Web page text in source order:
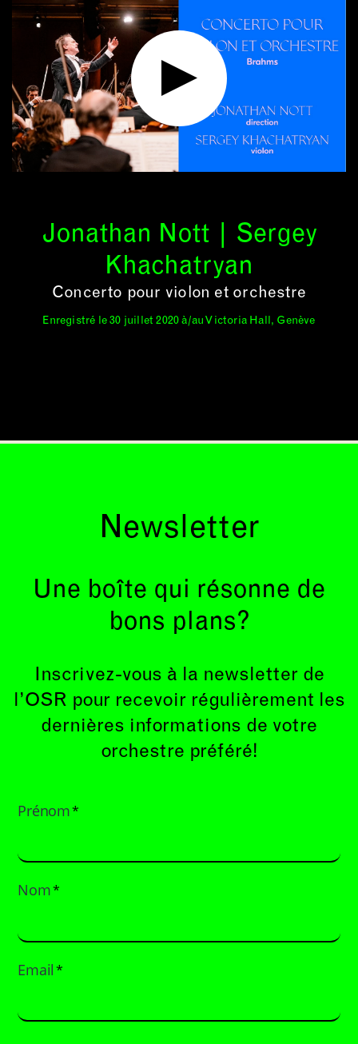
Jonathan Nott | Sergey
Khachatryan
Concerto pour violon et orchestre
Enregistré le 30 juillet 2020 à/au Victoria Hall, Genève
Newsletter
Une boîte qui résonne de
bons plans?
Inscrivez-vous à la newsletter de
l’OSR pour recevoir régulièrement les
dernières informations de votre
orchestre préféré!
Prénom*
Nom*
Email*